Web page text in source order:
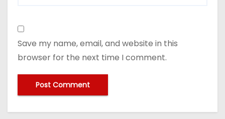
Save my name, email, and website in this
browser for the next time I comment.